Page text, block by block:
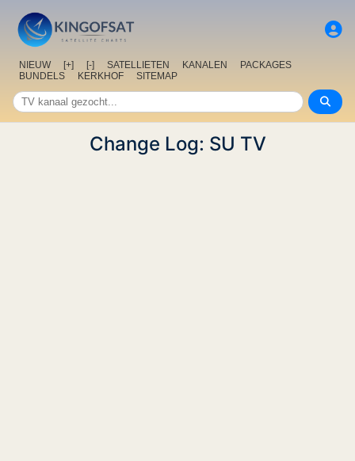
NIEUW [+] [-] SATELLIETEN KANALEN
PACKAGES
BUNDELS
KERKHOF SITEMAP
Change Log: SU TV